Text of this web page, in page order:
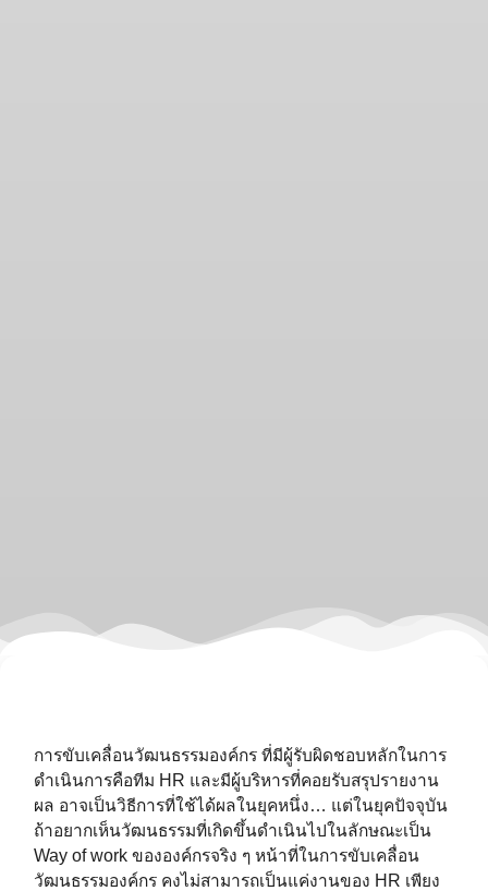
การขับเคลื่อนวัฒนธรรมองค์กร ที่มีผู้รับผิดชอบหลักในการ
ดำเนินการคือทีม HR และมีผู้บริหารที่คอยรับสรุปรายงาน
ผล อาจเป็นวิธีการที่ใช้ได้ผลในยุคหนึ่ง… แต่ในยุคปัจจุบัน
ถ้าอยากเห็นวัฒนธรรมที่เกิดขึ้นดำเนินไปในลักษณะเป็น
Way of work ขององค์กรจริง ๆ หน้าที่ในการขับเคลื่อน
วัฒนธรรมองค์กร คงไม่สามารถเป็นแค่งานของ HR เพียง